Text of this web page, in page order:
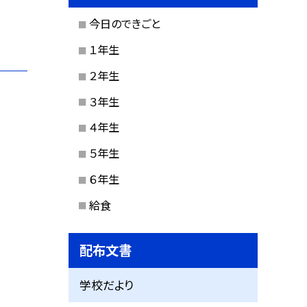
今日のできごと
１年生
２年生
３年生
４年生
５年生
６年生
給食
配布文書
学校だより